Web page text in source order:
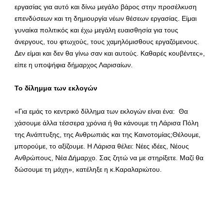
εργασίας για αυτό και δίνω μεγάλο βάρος στην προσέλκυση
επενδύσεων και τη δημιουργία νέων θέσεων εργασίας. Είμαι
γυναίκα πολιτικός και έχω μεγάλη ευαισθησία για τους
άνεργους, του φτωχούς, τους χαμηλόμισθους εργαζόμενους.
Δεν είμαι και δεν θα γίνω σαν και αυτούς. Καθαρές κουβέντες»,
είπε η υποψήφια δήμαρχος Λαρισαίων.
Το δίλημμα των εκλογών
«Για εμάς το κεντρικό δίλλημα των εκλογών είναι ένα: Θα
χάσουμε άλλα τέσσερα χρόνια ή θα κάνουμε τη Λάρισα Πόλη
της Ανάπτυξης, της Ανθρωπιάς και της Καινοτομίας;Θέλουμε,
μπορούμε, το αξίζουμε. Η Λάρισα θέλει: Νέες ιδέες, Νέους
Ανθρώπους, Νέα Δήμαρχο. Σας ζητώ να με στηρίξετε. Μαζί θα
δώσουμε τη μάχη», κατέληξε η κ.Καραλαριώτου.